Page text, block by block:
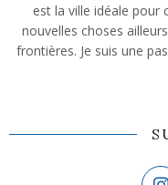
est la ville idéale pour
nouvelles choses
frontières. Je suis une